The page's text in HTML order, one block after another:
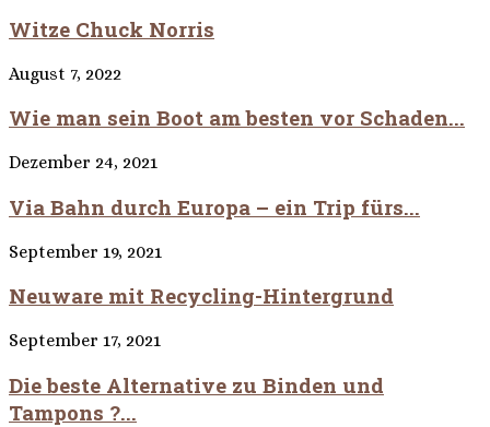
Witze Chuck Norris
August 7, 2022
Wie man sein Boot am besten vor Schaden...
Dezember 24, 2021
Via Bahn durch Europa – ein Trip fürs...
September 19, 2021
Neuware mit Recycling-Hintergrund
September 17, 2021
Die beste Alternative zu Binden und
Tampons ?...